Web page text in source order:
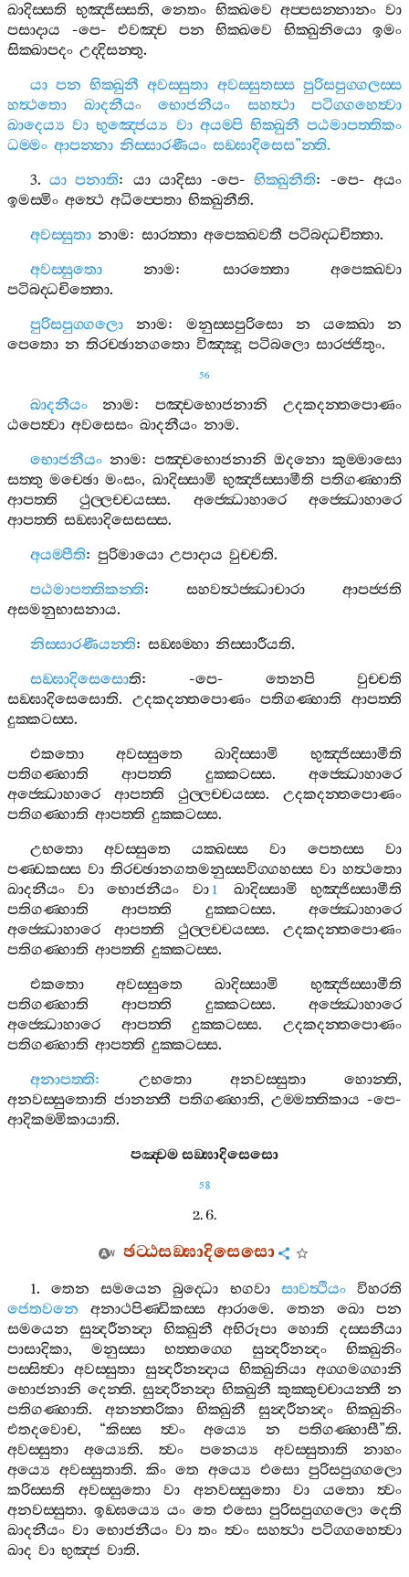
ඛාදිස‍්සති භුඤ‍්ජිස‍්සති,නෙතං භික‍්ඛවෙ අප‍්පසන‍්නානං වා
පසාදාය -පෙ- එවඤ‍්ච පන භික‍්ඛවෙ භික‍්ඛුනියො
ඉමං
සික‍්ඛාපදං උද‍්දිසන‍්තු.
යා පන භික‍්ඛුනී අවස‍්සුතා අවස‍්සුතස‍්ස පුරිසපුග‍්ගලස‍්ස
හත්‍ථතො
ඛාදනීයං භොජනීයං සහත්‍ථා
පටිග‍්ගහෙත්‍වා
ඛාදෙය්‍ය වා භුඤ‍්ජෙය්‍ය වා අයම‍්පි භික‍්ඛුනී පඨමාපත‍්තිකං
ධම‍්මං ආපන‍්නා නිස‍්සාරණීයං සඞ‍්ඝාදිසෙස”න‍්ති.
3.යා පනාති: යා යාදිසා -පෙ-භික‍්ඛුනීති: -පෙ- අයං
ඉමස‍්මිං අත්‍ථෙ අධිප‍්පෙතා භික‍්ඛුනීති.
අවස‍්සුතා නාම: සාරත‍්තා අපෙක‍්ඛවතී පටිබද‍්ධචිත‍්තා.
අවස‍්සුතො
නාම: සාරත‍්තො
අපෙක‍්ඛවා
පටිබද‍්ධචිත‍්තො.
පුරිසපුග‍්ගලො
නාම: මනුස‍්සපුරිසො න යක‍්ඛො
න
පෙතො න තිරච‍්ඡානගතො විඤ‍්ඤූ පටිබලො සාරජ‍්ජිතුං.
56
ඛාදනීයං නාම:පඤ‍්චභොජනානි
උදකදන‍්තපොණං
ඨපෙත්‍වා අවසෙසං ඛාදනීයං නාම.
භොජනීයං නාම: පඤ‍්චභොජනානි ඔදනො කුම‍්මාසො
සත‍්තු මච‍්ඡො මංසං, ඛාදිස‍්සාමි භුඤ‍්ජිස‍්සාමීති පතිගණ‍්හාති
ආපත‍්ති
ථුල‍්ලච‍්චයස‍්ස. අජ‍්ඣොහාරෙ
අජ‍්ඣොහාරෙ
ආපත‍්ති සඞ‍්ඝාදිසෙසස‍්ස.
අයම‍්පීති: පුරිමායො උපාදාය වුච‍්චති.
පඨමාපත‍්තිකන‍්ති:සහවත්‍ථජ‍්ඣාචාරා
ආපජ‍්ජති
අසමනුභාසනාය.
නිස‍්සාරණීයන‍්ති: සඞ‍්ඝම‍්හා නිස‍්සාරීයති.
සඞ‍්ඝාදිසෙසොති: -පෙ- තෙනපි
වුච‍්චති
සඞ‍්ඝාදිසෙසොති. උදකදන‍්තපොණං පතිගණ‍්හාති
ආපත‍්ති
දුක‍්කටස‍්ස.
එකතො
අවස‍්සුතෙ ඛාදිස‍්සාමි
භුඤ‍්ජිස‍්සාමීති
පතිගණ‍්හාති
ආපත‍්ති දුක‍්කටස‍්ස.අජ‍්ඣොහාරෙ
අජ‍්ඣොහාරෙ
ආපත‍්ති ථුල‍්ලච‍්චයස‍්ස. උදකදන‍්තපොණං
පතිගණ‍්හාති ආපත‍්ති දුක‍්කටස‍්ස.
උභතො
අවස‍්සුතෙ යක‍්ඛස‍්ස වා පෙතස‍්ස
වා
පණ‍්ඩකස‍්ස වා තිරච‍්ඡානගතමනුස‍්සවිග‍්ගහස‍්ස වා හත්‍ථතො
ඛාදනීයං
වා භොජනීයං වා 1 ඛාදිස‍්සාමි
භුඤ‍්ජිස‍්සාමීති
පතිගණ‍්හාති
ආපත‍්ති දුක‍්කටස‍්ස.අජ‍්ඣොහාරෙ
අජ‍්ඣොහාරෙ
ආපත‍්ති ථුල‍්ලච‍්චයස‍්ස. උදකදන‍්තපොණං
පතිගණ‍්හාති ආපත‍්ති දුක‍්කටස‍්ස.
එකතො
අවස‍්සුතෙ ඛාදිස‍්සාමි
භුඤ‍්ජිස‍්සාමීති
පතිගණ‍්හාති
ආපත‍්ති දුක‍්කටස‍්ස.අජ‍්ඣොහාරෙ
අජ‍්ඣොහාරෙ
ආපත‍්ති දුක‍්කටස‍්ස.උදකදන‍්තපොණං
පතිගණ‍්හාති ආපත‍්ති දුක‍්කටස‍්ස.
අනාපත‍්ති: උභතො අනවස‍්සුතා හොන‍්ති,
අනවස‍්සුතොති ජානන‍්තී පතිගණ‍්හාති, උම‍්මත‍්තිකාය -පෙ-
ආදිකම‍්මිකායාති.
පඤ‍්චමසඞ‍්ඝාදිසෙසො
58
2. 6.
ඡට‍්ඨසඞ‍්ඝාදිසෙසො
1. තෙන සමයෙන බුද‍්ධො භගවා සාවත්‍ථියං
විහරති
ජෙතවනෙ
අනාථපිණ‍්ඩිකස‍්ස ආරාමෙ. තෙන ඛො
පන
සමයෙන
සුන්‍දරීනන්‍දා භික‍්ඛුනී අභිරූපා හොති
දස‍්සනීයා
පාසාදිකා, මනුස‍්සා භත‍්තග‍්ගෙ සුන්‍දරීනන්‍දං
භික‍්ඛුනිං
පස‍්සිත්‍වා අවස‍්සුතා සුන්‍දරීනන්‍දාය භික‍්ඛුනියා අග‍්ගමග‍්ගානි
භොජනානි දෙන‍්ති. සුන්‍දරීනන්‍දා භික‍්ඛුනී කුක‍්කුච‍්චායන‍්තී න
පතිගණ‍්හාති. අනන‍්තරිකා භික‍්ඛුනී සුන්‍දරීනන්‍දං
භික‍්ඛුනිං
එතදවොච, “කිස‍්ස ත්‍වං අය්‍යෙ න පතිගණ‍්හාසී”ති.
අවස‍්සුතා
අය්‍යෙති.ත්‍වං පනෙය්‍ය අවස‍්සුතාති
නාහං
අය්‍යෙ අවස‍්සුතාති. කිං තෙ අය්‍යෙ එසො පුරිසපුග‍්ගලො
කරිස‍්සති
අවස‍්සුතො වා අනවස‍්සුතො වා යතො
ත්‍වං
අනවස‍්සුතා. ඉඞ‍්ඝය්‍යෙ යං තෙ එසො පුරිසපුග‍්ගලො දෙති
ඛාදනීයං වා භොජනීයං වා තං ත්‍වං සහත්‍ථා පටිග‍්ගහෙත්‍වා
ඛාද වා භුඤ‍්ජ වාති.